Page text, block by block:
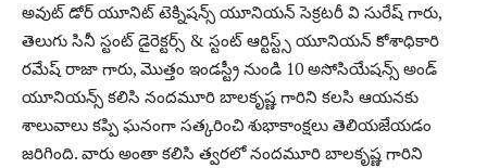
అవుట్ డోర్ యూనిట్ టెక్నిషన్స్ యూనియన్ సెక్రటరీ వి సురేష్ గారు,
తెలుగు సినీ స్టంట్ డైరెక్టర్స్ & స్టంట్ ఆర్టిస్ట్స్ యూనియన్ కోశాధికారి
రమేష్ రాజా గారు, మొత్తం ఇండస్ట్రీ నుండి 10 అసోసియేషన్స్ అండ్
యూనియన్స్ కలిసి నందమూరి బాలకృష్ణ గారిని కలసి ఆయనకు
శాలువాలు కప్పి ఘనంగా సత్కరించి శుభాకాంక్షలు తెలియజేయడం
జరిగింది. వారు అంతా కలిసి త్వరలో నందమూరి బాలకృష్ణ గారిని